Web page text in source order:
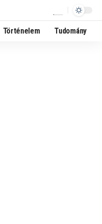
Történelem Tudomány